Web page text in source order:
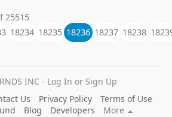
25515
18234 18235 18236 18237 18238
INC - Log In or Sign Up
Us Privacy Policy
Terms of Use
Blog Developers
More